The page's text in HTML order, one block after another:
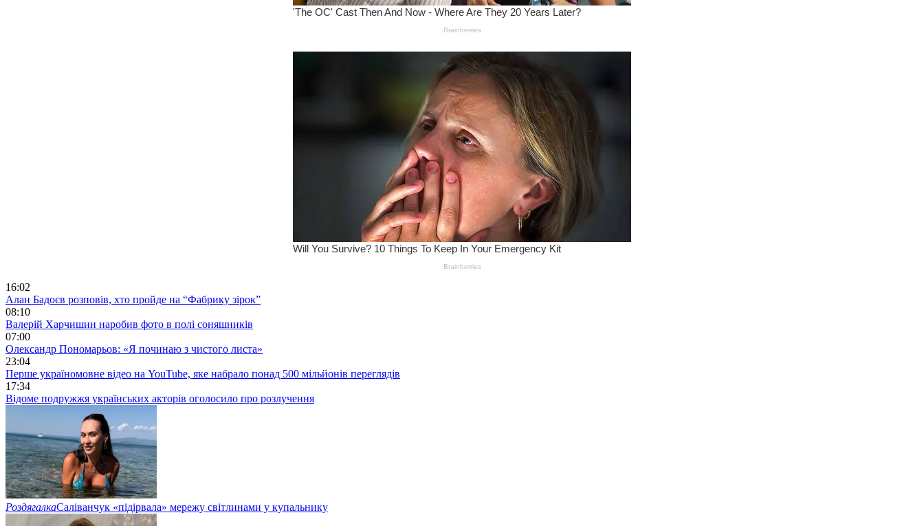
16:02
Алан Бадоєв розповів, хто пройде на “Фабрику зірок”
08:10
Валерій Харчишин наробив фото в полі соняшників
07:00
Олександр Пономарьов: «Я починаю з чистого листа»
23:04
Перше україномовне відео на YouTube, яке набрало понад 500 мільйонів переглядів
17:34
Відоме подружжя українських акторів оголосило про розлучення
РоздягалкаСаліванчук «підірвала» мережу світлинами у купальнику